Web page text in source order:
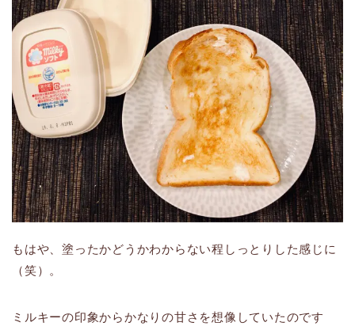
もはや、塗ったかどうかわからない程しっとりした感じに
（笑）。
ミルキーの印象からかなりの甘さを想像していたのです